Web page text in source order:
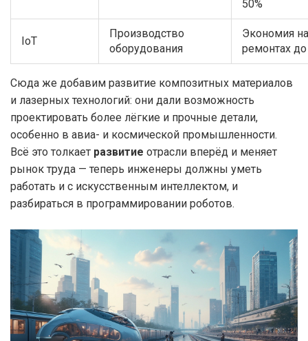
50%
IoT
Производство
оборудования
Экономия на
ремонтах до
Сюда же добавим развитие композитных материалов
и лазерных технологий: они дали возможность
проектировать более лёгкие и прочные детали,
особенно в авиа- и космической промышленности.
Всё это толкает развитие отрасли вперёд и меняет
рынок труда — теперь инженеры должны уметь
работать и с искусственным интеллектом, и
разбираться в программировании роботов.